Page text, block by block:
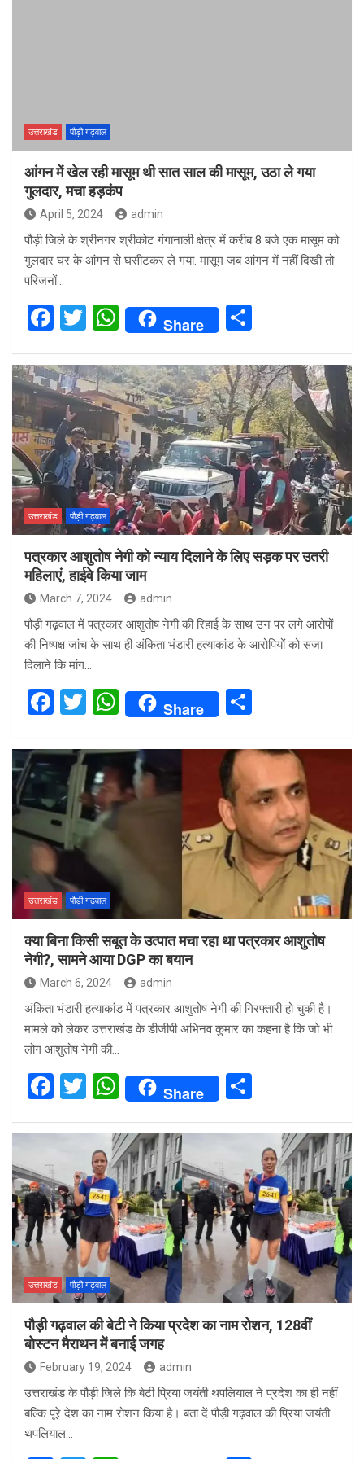
उत्तराखंड पौड़ी गढ़वाल
आंगन में खेल रही मासूम थी सात साल की मासूम, उठा ले गया
गुलदार, मचा हड़कंप
April 5, 2024 admin
पौड़ी जिले के श्रीनगर श्रीकोट गंगानाली क्षेत्र में करीब 8 बजे एक मासूम को
गुलदार घर के आंगन से घसीटकर ले गया. मासूम जब आंगन में नहीं दिखी तो
परिजनों…
F
ce
b
o
o
k
T
tt
er
W
h
at
s
A
p
p
Share
ar
e
उत्तराखंड पौड़ी गढ़वाल
पत्रकार आशुतोष नेगी को न्याय दिलाने के लिए सड़क पर उतरी
महिलाएं, हाईवे किया जाम
March 7, 2024 admin
पौड़ी गढ़वाल में पत्रकार आशुतोष नेगी की रिहाई के साथ उन पर लगे आरोपों
की निष्पक्ष जांच के साथ ही अंकिता भंडारी हत्याकांड के आरोपियों को सजा
दिलाने कि मांग…
F
ce
b
o
o
k
T
tt
er
W
h
at
s
A
Share
ar
e
उत्तराखंड पौड़ी गढ़वाल
क्या बिना किसी सबूत के उत्पात मचा रहा था पत्रकार आशुतोष
नेगी?, सामने आया DGP का बयान
March 6, 2024 admin
अंकिता भंडारी हत्याकांड में पत्रकार आशुतोष नेगी की गिरफ्तारी हो चुकी है।
मामले को लेकर उत्तराखंड के डीजीपी अभिनव कुमार का कहना है कि जो भी
लोग आशुतोष नेगी की…
F
ce
b
o
o
k
T
tt
er
W
h
at
s
A
p
p
Share
ar
e
उत्तराखंड पौड़ी गढ़वाल
पौड़ी गढ़वाल की बेटी ने किया प्रदेश का नाम रोशन, 128वीं
बोस्टन मैराथन में बनाई जगह
February 19, 2024 admin
उत्तराखंड के पौड़ी जिले कि बेटी प्रिया जयंती थपलियाल ने प्रदेश का ही नहीं
बल्कि पूरे देश का नाम रोशन किया है। बता दें पौड़ी गढ़वाल की प्रिया जयंती
थपलियाल…